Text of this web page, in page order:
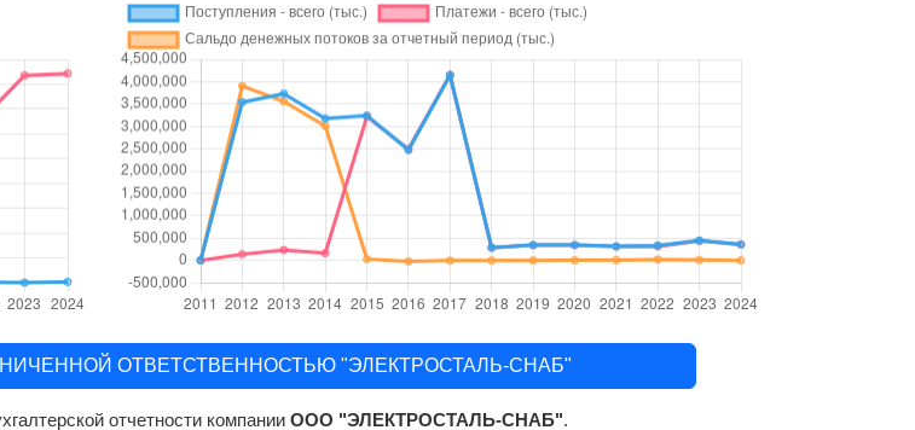
ОТВЕТСТВЕННОСТЬЮ "ЭЛЕКТРОСТАЛЬ-СНАБ"
отчетности компании ООО "ЭЛЕКТРОСТАЛЬ-СНАБ".